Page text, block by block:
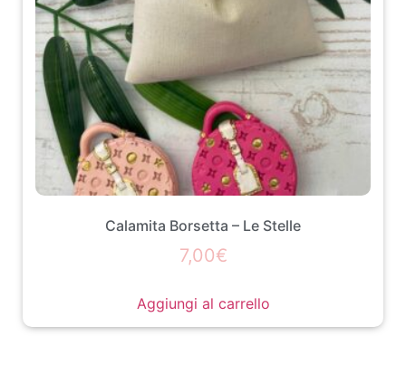
Calamita Borsetta – Le Stelle
7,00€
Aggiungi al carrello